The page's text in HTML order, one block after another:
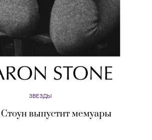
ЗВЕЗДЫ
выпустит мемуары